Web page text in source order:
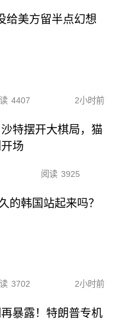
给美方留半点幻想
4407 2小时前
特摆开大棋局，猫
场
阅读 3925
的韩国站起来吗？
3702 2小时前
暴露！特朗普专机